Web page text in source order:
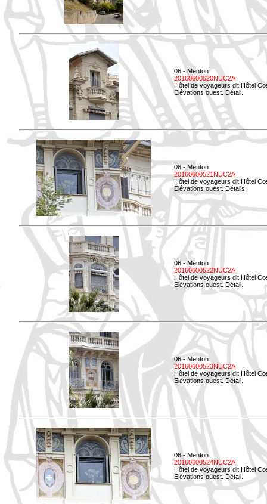
06 - Menton
20160600520NUC2A
Hôtel de voyageurs dit Hôtel
Elévations ouest. Détail.
06 - Menton
20160600521NUC2A
Hôtel de voyageurs dit Hôtel
Elévations ouest. Détails.
06 - Menton
20160600522NUC2A
Hôtel de voyageurs dit Hôtel
Elévations ouest. Détail.
06 - Menton
20160600523NUC2A
Hôtel de voyageurs dit Hôtel
Elévations ouest. Détail.
06 - Menton
20160600524NUC2A
Hôtel de voyageurs dit Hôtel
Elévations ouest. Détail.